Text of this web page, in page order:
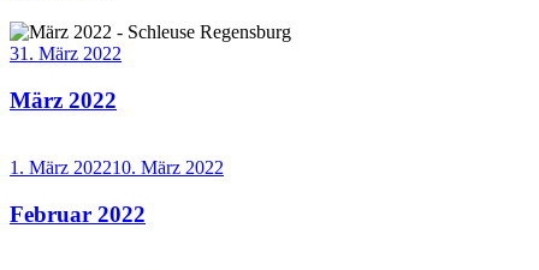
Weiterlesen
→
31. März 2022
März 2022
→
1. März 202210. März 2022
Februar 2022